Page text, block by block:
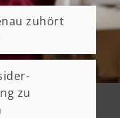
zuhört
zu